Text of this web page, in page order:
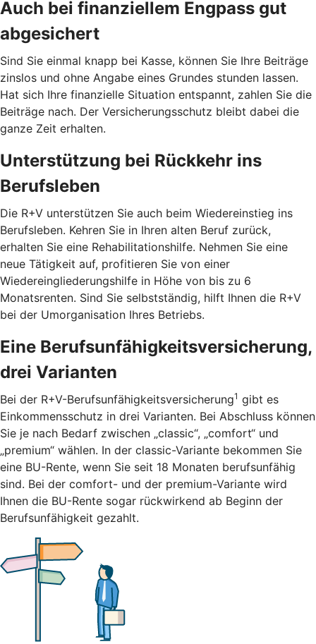
Auch bei finanziellem Engpass gut
abgesichert
Sind Sie einmal knapp bei Kasse, können Sie Ihre Beiträge
zinslos und ohne Angabe eines Grundes stunden lassen.
Hat sich Ihre finanzielle Situation entspannt, zahlen Sie die
Beiträge nach. Der Versicherungsschutz bleibt dabei die
ganze Zeit erhalten.
Unterstützung bei Rückkehr ins
Berufsleben
Die R+V unterstützen Sie auch beim Wiedereinstieg ins
Berufsleben. Kehren Sie in Ihren alten Beruf zurück,
erhalten Sie eine Rehabilitationshilfe. Nehmen Sie eine
neue Tätigkeit auf, profitieren Sie von einer
Wiedereingliederungshilfe in Höhe von bis zu 6
Monatsrenten. Sind Sie selbstständig, hilft Ihnen die R+V
bei der Umorganisation Ihres Betriebs.
Eine Berufsunfähigkeitsversicherung,
drei Varianten
Bei der R+V-Berufsunfähigkeitsversicherung1 gibt es
Einkommensschutz in drei Varianten. Bei Abschluss können
Sie je nach Bedarf zwischen „classic“, „comfort“ und
„premium“ wählen. In der classic-Variante bekommen Sie
eine BU-Rente, wenn Sie seit 18 Monaten berufsunfähig
sind. Bei der comfort- und der premium-Variante wird
Ihnen die BU-Rente sogar rückwirkend ab Beginn der
Berufsunfähigkeit gezahlt.